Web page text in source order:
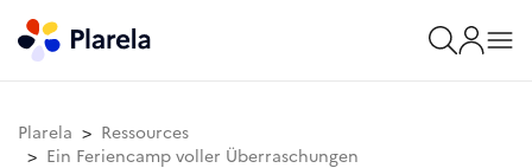
Plarela
Ressources
Ein Feriencamp voller Überraschungen